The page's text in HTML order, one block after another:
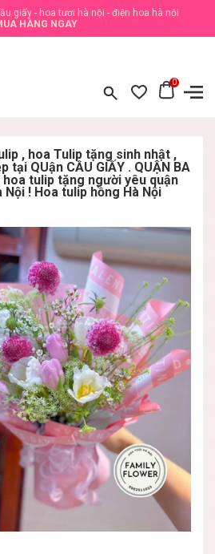
giấy - hoa tươi hà nội - điện hoa hà nội
HÀNG NGAY
0
, hoa Tulip tặng sinh nhật ,
tại QUận CẦU GIẤY . QUẬN BA
hoa tulip tặng người yêu quận
Nội ! Hoa tulip hồng Hà Nội